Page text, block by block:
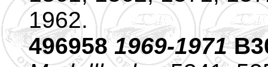
1962.
4969581969-1971